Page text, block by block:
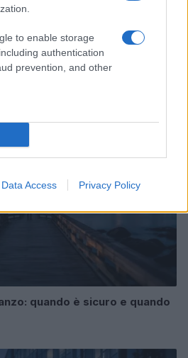
to enable storage
authentication
prevention, and other
Data Access Privacy Policy
quando è sicuro e quando